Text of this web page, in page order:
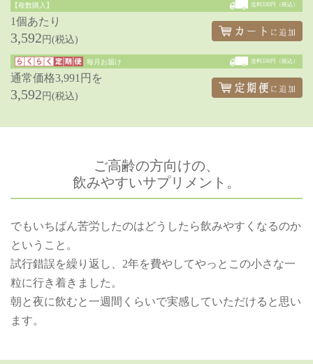
【複数購入】 送料330円（税込）
1個あたり
3,592 円(税込)
毎月お届け 送料330円（税込）
通常価格3,991円を
3,592 円(税込)
ご高齢の方向けの、
飲みやすいサプリメント。
でもいちばん苦労したのはどうしたら飲みやすくなるのか
ということ。
試行錯誤を繰り返し、2年を費やしてやっとこの小さな一
粒に行き着きました。
朝と夜に飲むと一週間くらいで実感していただけると思い
ます。